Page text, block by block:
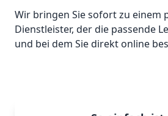
Wir bringen Sie sofort zu einem
Dienstleister, der die passende
und bei dem Sie direkt online